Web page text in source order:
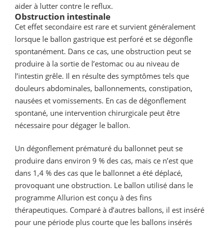
aider à lutter contre le reflux.
Obstruction intestinale
Cet effet secondaire est rare et survient généralement
lorsque le ballon gastrique est perforé et se dégonfle
spontanément. Dans ce cas, une obstruction peut se
produire à la sortie de l’estomac ou au niveau de
l’intestin grêle. Il en résulte des symptômes tels que
douleurs abdominales, ballonnements, constipation,
nausées et vomissements. En cas de dégonflement
spontané, une intervention chirurgicale peut être
nécessaire pour dégager le ballon.
Un dégonflement prématuré du ballonnet peut se
produire dans environ 9 % des cas, mais ce n’est que
dans 1,4 % des cas que le ballonnet a été déplacé,
provoquant une obstruction. Le ballon utilisé dans le
programme Allurion est conçu à des fins
thérapeutiques. Comparé à d’autres ballons, il est inséré
pour une période plus courte que les ballons insérés